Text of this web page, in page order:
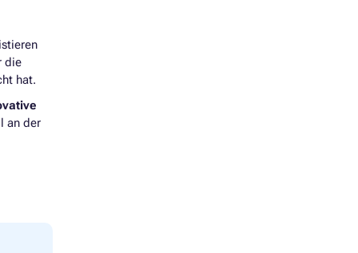
die
hat.
an der